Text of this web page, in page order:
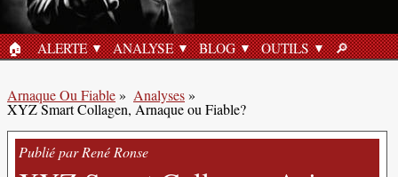
ACCUEIL
🏠︎ ALERTE ANALYSE BLOG OUTILS 🔎︎
Arnaque Ou Fiable» Analyses»
XYZ Smart Collagen, Arnaque ou Fiable?
Publié par René Ronse